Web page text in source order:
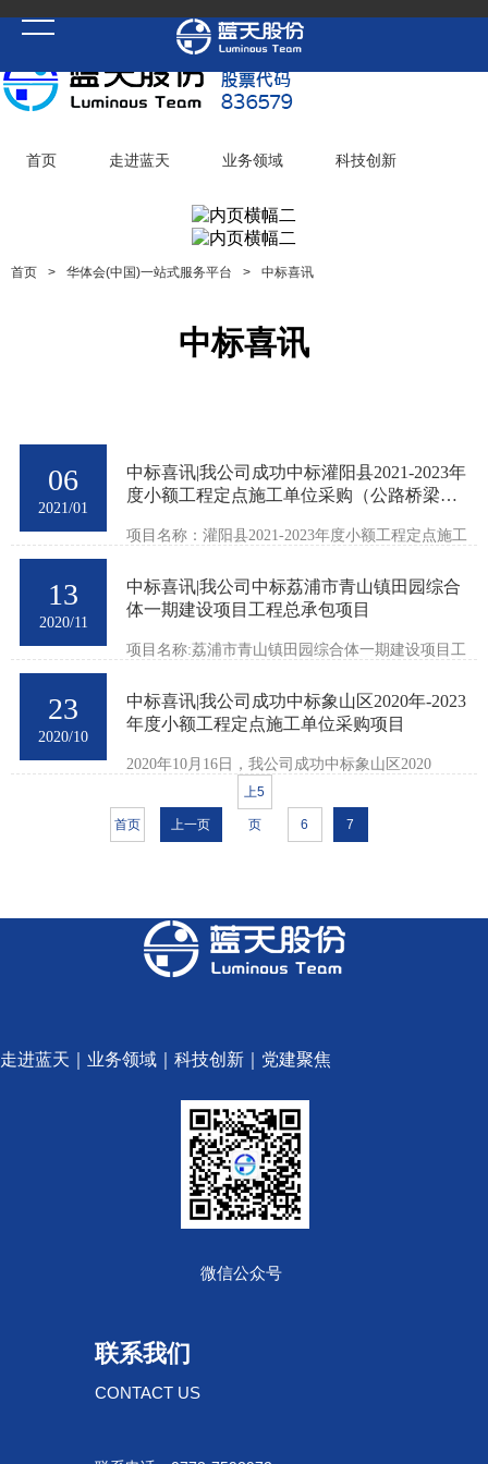
首页 走进蓝天 业务领域 科技创新
华体会(中国)一站式服务平台
首页 > 华体会(中国)一站式服务平台 > 中标喜讯
中标喜讯
06
2021/01
中标喜讯|我公司成功中标灌阳县2021-2023年
度小额工程定点施工单位采购（公路桥梁工
项目名称：灌阳县2021-2023年度小额工程定点施工
化工程）项目中标详情：B分标小额工程（风景园
林工程）服务范围：灌阳县2021-2023年度采购预算
在人民币60万元（含60...
13
2020/11
中标喜讯|我公司中标荔浦市青山镇田园综合
体一期建设项目工程总承包项目
项目名称:荔浦市青山镇田园综合体一期建设项目工
前屋后美化和村庄改造，房屋风貌改造，园区道路
和景观小区建设，铺设农村污水管网，购置污水集
中处理设备。计划工...
23
2020/10
中标喜讯|我公司成功中标象山区2020年-2023
年度小额工程定点施工单位采购项目
2020年10月16日，我公司成功中标象山区2020
年-2023年度小额工程（市政公用工程、公路工程、
园林绿化工程、房屋建筑及装修装饰工程）定点施
工单位采购项目。顺利中得市政公用工程、园林绿
化工程、房屋建筑及装修装...
首页 上一页
上5
页 6 7
走进蓝天 业务领域 科技创新 党建聚焦
微信公众号
联系我们
CONTACT US